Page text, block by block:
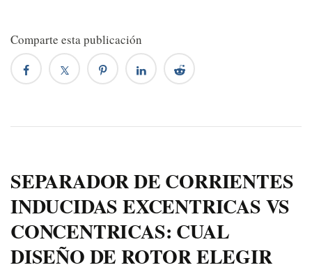
Comparte esta publicación
SEPARADOR DE CORRIENTES
INDUCIDAS EXCENTRICAS VS
CONCENTRICAS: CUAL
DISEÑO DE ROTOR ELEGIR